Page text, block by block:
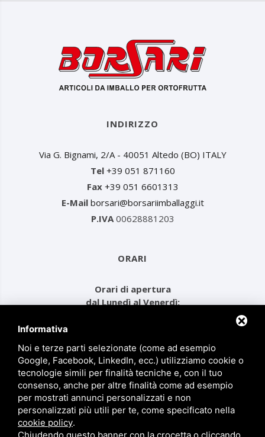
INDIRIZZO
Via G. Bignami, 2/A - 40051 Altedo (BO) ITALY
Tel +39 051 871160
Fax +39 051 6601313
E-Mail borsari@borsariimballaggi.it
P.IVA 00628881203
ORARI
Orari di apertura
dal Lunedì al Venerdì:
MENU
Prodotti
Chi siamo
Informativa
Noi e terze parti selezionate (come ad esempio
Google, Facebook, LinkedIn, ecc.) utilizziamo cookie o
tecnologie simili per finalità tecniche e, con il tuo
consenso, anche per altre finalità come ad esempio
per mostrati annunci personalizzati e non
personalizzati più utili per te, come specificato nella
cookie policy.